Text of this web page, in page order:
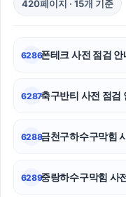
420페이지 · 15개 기준
6286폰테크 사전 점검
6287축구반티 사전 점
6288금천구하수구막힘
6289중랑하수구막힘 사